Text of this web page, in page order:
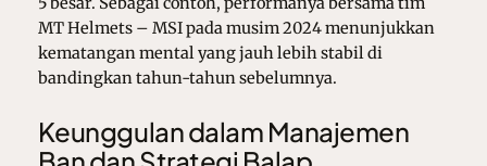
MT Helmets – MSI pada musim 2024 menunjukkan
kematangan mental yang jauh lebih stabil di
bandingkan tahun-tahun sebelumnya.
Keunggulan dalam Manajemen